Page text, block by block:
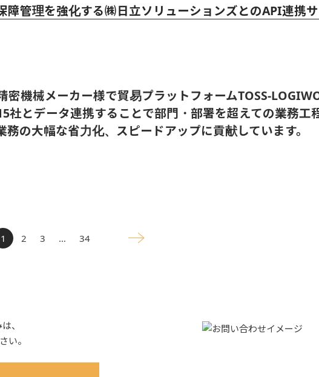
障管理を強化する㈱日立ソリューションズとのAPI連携
密機械メーカー様で貿易プラットフォームTOSS-
社とデータ連携することで部門・部署を超えての業務工
の大幅な省力化、スピードアップに貢献しています。
1 2 3 … 34
、
い。